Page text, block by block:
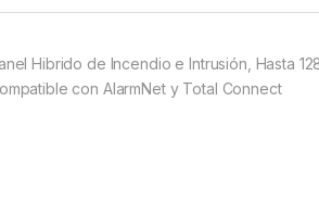
Hibrido de Incendio e Intrusión, Hasta
con AlarmNet y Total Connect